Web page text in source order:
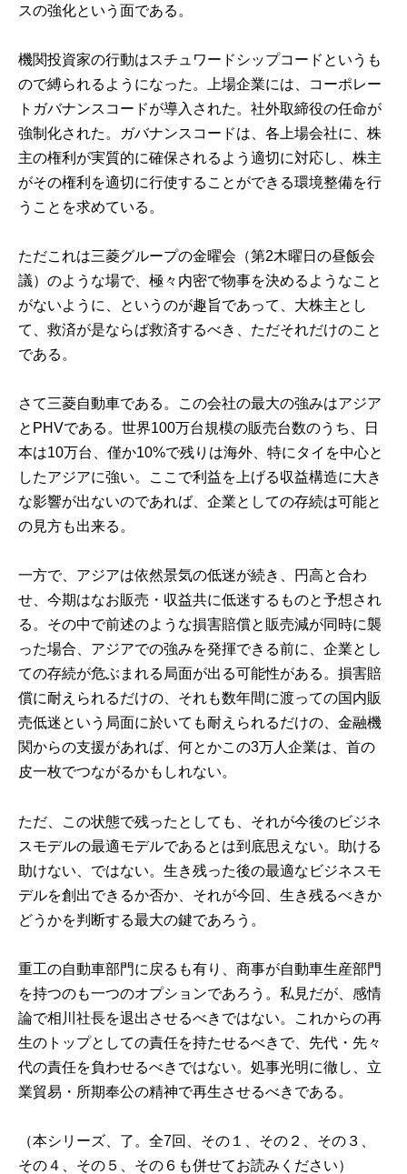
スの強化という面である。
機関投資家の行動はスチュワードシップコードというも
ので縛られるようになった。上場企業には、コーポレー
トガバナンスコードが導入された。社外取締役の任命が
強制化された。ガバナンスコードは、各上場会社に、株
主の権利が実質的に確保されるよう適切に対応し、株主
がその権利を適切に行使することができる環境整備を行
うことを求めている。
ただこれは三菱グループの金曜会（第2木曜日の昼飯会
議）のような場で、極々内密で物事を決めるようなこと
がないように、というのが趣旨であって、大株主とし
て、救済が是ならば救済するべき、ただそれだけのこと
である。
さて三菱自動車である。この会社の最大の強みはアジア
とPHVである。世界100万台規模の販売台数のうち、日
本は10万台、僅か10%で残りは海外、特にタイを中心と
したアジアに強い。ここで利益を上げる収益構造に大き
な影響が出ないのであれば、企業としての存続は可能と
の見方も出来る。
一方で、アジアは依然景気の低迷が続き、円高と合わ
せ、今期はなお販売・収益共に低迷するものと予想され
る。その中で前述のような損害賠償と販売減が同時に襲
った場合、アジアでの強みを発揮できる前に、企業とし
ての存続が危ぶまれる局面が出る可能性がある。損害賠
償に耐えられるだけの、それも数年間に渡っての国内販
売低迷という局面に於いても耐えられるだけの、金融機
関からの支援があれば、何とかこの3万人企業は、首の
皮一枚でつながるかもしれない。
ただ、この状態で残ったとしても、それが今後のビジネ
スモデルの最適モデルであるとは到底思えない。助ける
助けない、ではない。生き残った後の最適なビジネスモ
デルを創出できるか否か、それが今回、生き残るべきか
どうかを判断する最大の鍵であろう。
重工の自動車部門に戻るも有り、商事が自動車生産部門
を持つのも一つのオプションであろう。私見だが、感情
論で相川社長を退出させるべきではない。これからの再
生のトップとしての責任を持たせるべきで、先代・先々
代の責任を負わせるべきではない。処事光明に徹し、立
業貿易・所期奉公の精神で再生させるべきである。
（本シリーズ、了。全7回、 その１ その２ その３
その４
その５ その６ も併せてお読みください）